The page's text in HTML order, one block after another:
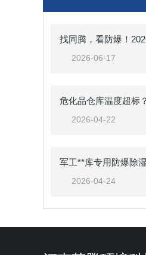
2026-06-17
2026-04-22
2026-04-24